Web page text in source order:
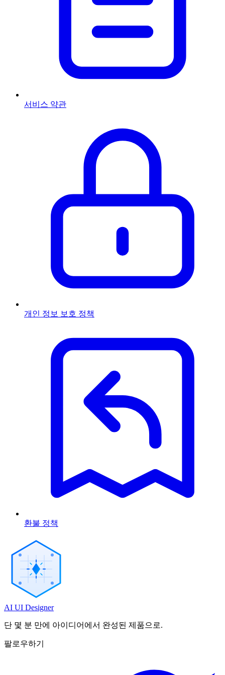
서비스 약관
개인 정보 보호 정책
환불 정책
AI UI Designer
단 몇 분 만에 아이디어에서 완성된 제품으로.
팔로우하기